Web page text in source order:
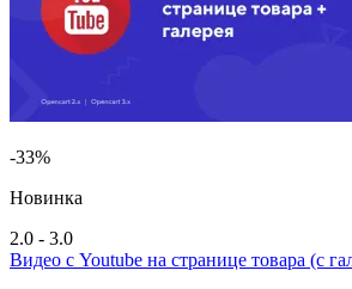
-33%
Новинка
2.0 - 3.0
Видео с Youtube на странице товара (с